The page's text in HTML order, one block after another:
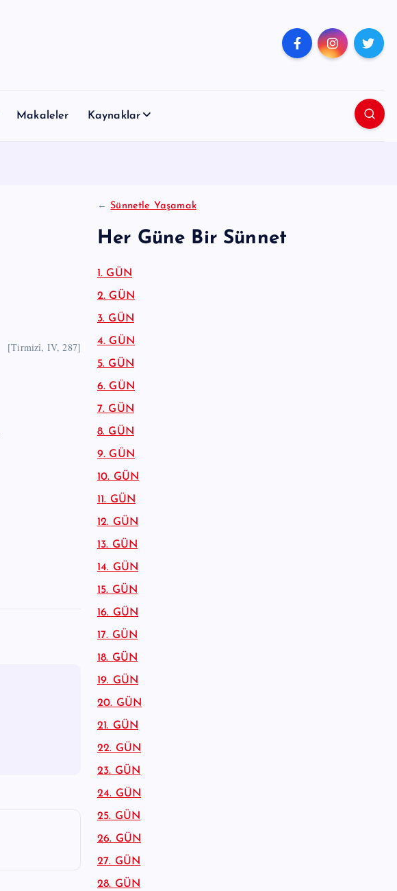
Makaleler Kaynaklar
[Tirmizî, IV, 287]
←Sünnetle Yaşamak
Her Güne Bir Sünnet
1. GÜN
2. GÜN
3. GÜN
4. GÜN
5. GÜN
6. GÜN
7. GÜN
8. GÜN
9. GÜN
10. GÜN
11. GÜN
12. GÜN
13. GÜN
14. GÜN
15. GÜN
16. GÜN
17. GÜN
18. GÜN
19. GÜN
20. GÜN
21. GÜN
22. GÜN
23. GÜN
24. GÜN
25. GÜN
26. GÜN
27. GÜN
28. GÜN